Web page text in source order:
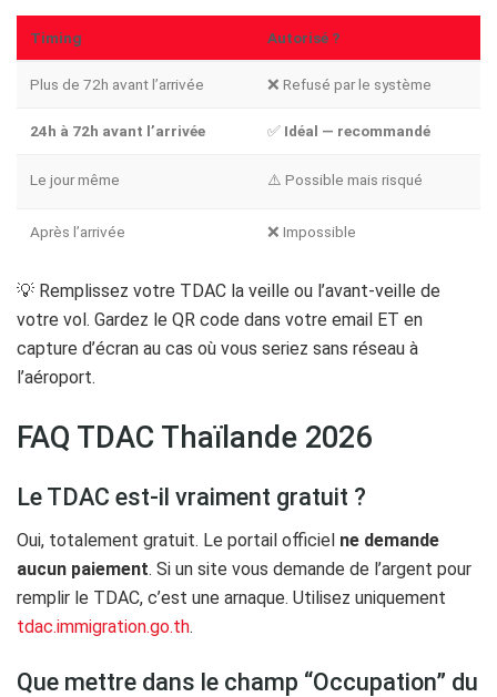
Timing Autorisé ?
Plus de 72h avant l’arrivée ❌ Refusé par le système
24h à 72h avant l’arrivée ✅ Idéal — recommandé
Le jour même ⚠️ Possible mais risqué
Après l’arrivée ❌ Impossible
💡 Remplissez votre TDAC la veille ou l’avant-veille de
votre vol. Gardez le QR code dans votre email ET en
capture d’écran au cas où vous seriez sans réseau à
l’aéroport.
FAQ TDAC Thaïlande 2026
Le TDAC est-il vraiment gratuit ?
Oui, totalement gratuit. Le portail officiel ne demande
aucun paiement. Si un site vous demande de l’argent pour
remplir le TDAC, c’est une arnaque. Utilisez uniquement
tdac.immigration.go.th.
Que mettre dans le champ “Occupation” du